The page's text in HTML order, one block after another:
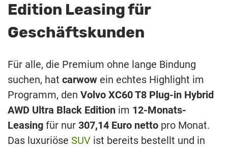
Edition Leasing für
Geschäftskunden
Für alle, die Premium ohne lange Bindung
suchen, hat carwow ein echtes Highlight im
Programm, den Volvo XC60 T8 Plug-in Hybrid
AWD Ultra Black Edition im 12-Monats-
Leasing für nur 307,14 Euro netto pro Monat.
Das luxuriöse SUV ist bereits bestellt und in